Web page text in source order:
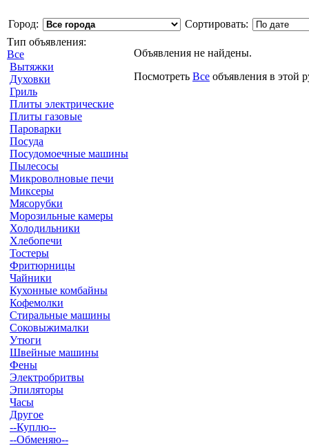
Город:
Сортировать:
Тип объявления:
Все
Вытяжки
Духовки
Гриль
Плиты электрические
Плиты газовые
Пароварки
Посуда
Посудомоечные машины
Пылесосы
Микроволновые печи
Миксеры
Мясорубки
Морозильные камеры
Холодильники
Хлебопечи
Тостеры
Фритюрницы
Чайники
Кухонные комбайны
Кофемолки
Стиральные машины
Соковыжималки
Утюги
Швейные машины
Фены
Электробритвы
Эпиляторы
Часы
Другое
--Куплю--
--Обменяю--
Объявления не найдены.
Посмотреть Все объявления в этой